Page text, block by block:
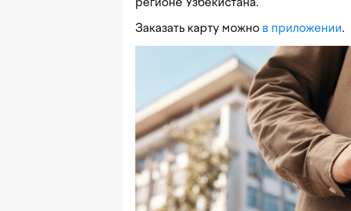
Заказать карту можно в приложении.